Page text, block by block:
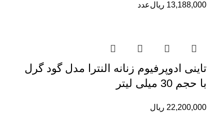
13,188,000 ریالعدد
تاینی ادوپرفیوم زنانه النترا مدل گود گرل
با حجم 30 میلی لیتر
22,200,000 ریال